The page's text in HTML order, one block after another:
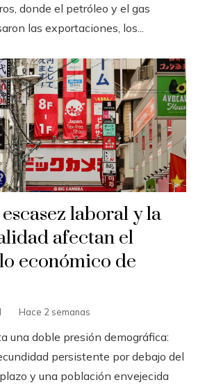
donde el petróleo y el gas
las exportaciones, los...
laboral y la
afectan el
económico de
Hace 2 semanas
una doble presión demográfica:
persistente por debajo del
y una población envejecida